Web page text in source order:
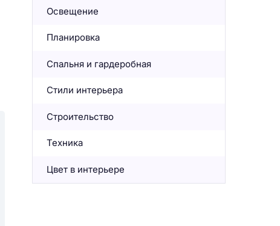
Освещение
Планировка
Спальня и гардеробная
Стили интерьера
Строительство
Техника
Цвет в интерьере